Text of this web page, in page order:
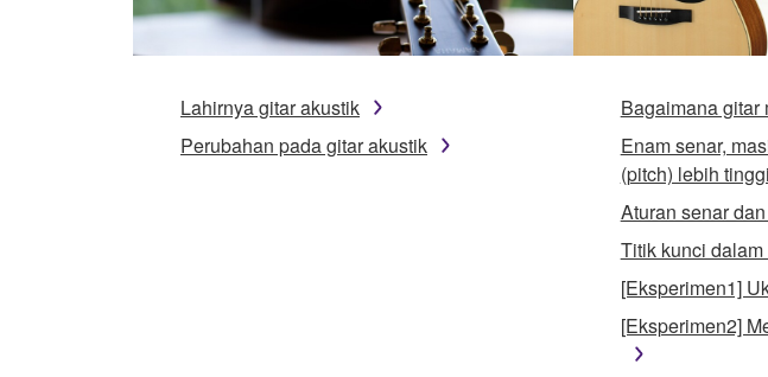
Lahirnya gitar akustik
Perubahan pada gitar akustik
Bagaimana gitar
Enam senar,
(pitch) lebih tinggi
Aturan senar
Titik kunci
[Eksperimen1]
[Eksperimen2]